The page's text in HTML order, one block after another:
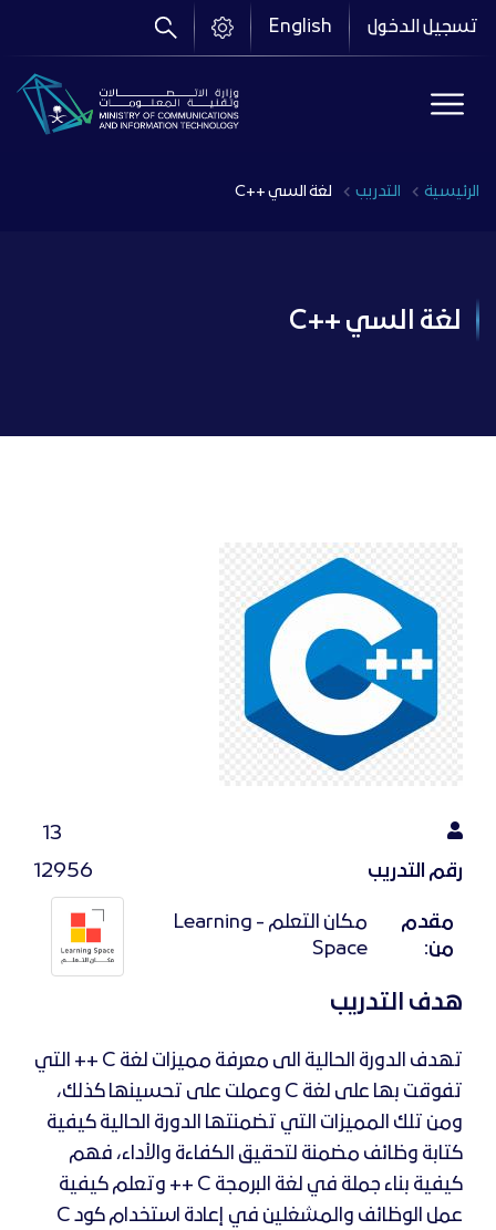
تجاوز
إلى
الرئيسي
تسجيل الدخول English
Breadcrumb
الرئيسية التدريب لغة السي ++C
لغة السي ++C
13
رقم التدريب
12956
مقدم
من:
مكان التعلم - Learning
Space
هدف التدريب
تهدف الدورة الحالية الى معرفة مميزات لغة C ++ التي
تفوقت بها على لغة C وعملت على تحسينها كذلك،
ومن تلك المميزات التي تضمنتها الدورة الحالية كيفية
كتابة وظائف مضمنة لتحقيق الكفاءة والأداء، فهم
كيفية بناء جملة في لغة البرمجة C ++ وتعلم كيفية
عمل الوظائف والمشغلين في إعادة استخدام كودC